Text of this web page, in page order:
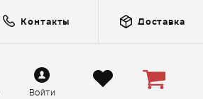
Контакты Доставка
Войти